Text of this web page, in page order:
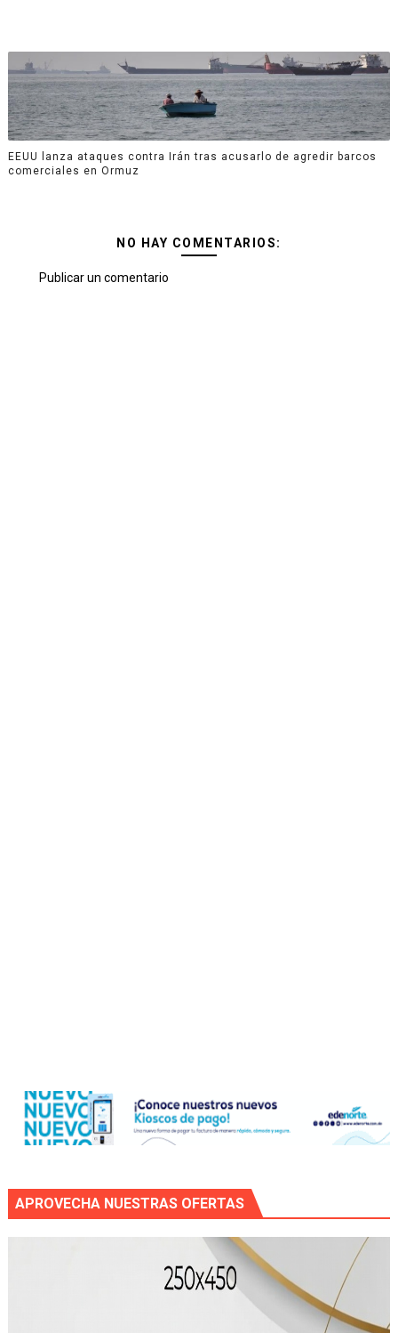
EEUU lanza ataques contra Irán tras acusarlo de agredir barcos
comerciales en Ormuz
NO HAY COMENTARIOS:
Publicar un comentario
APROVECHA NUESTRAS OFERTAS